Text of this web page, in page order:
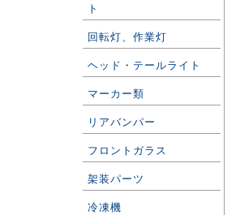
ト
回転灯、作業灯
ヘッド・テールライト
マーカー類
リアバンパー
フロントガラス
架装パーツ
冷凍機